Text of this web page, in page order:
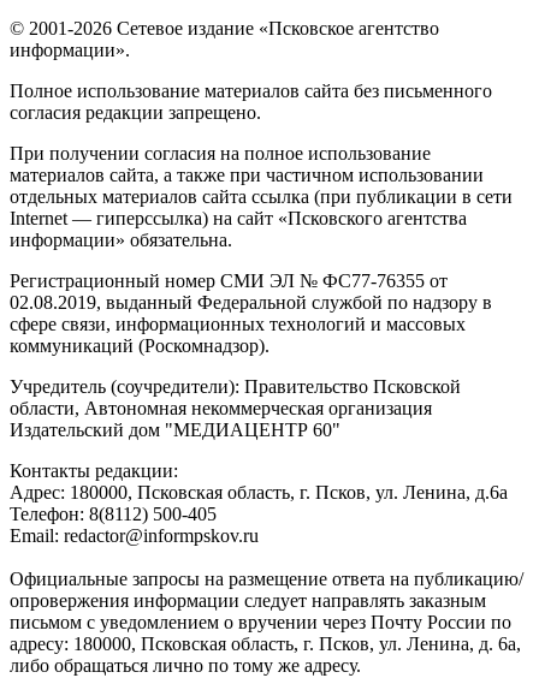
© 2001-2026 Сетевое издание «Псковское агентство
информации».
Полное использование материалов сайта без письменного
согласия редакции запрещено.
При получении согласия на полное использование
материалов сайта, а также при частичном использовании
отдельных материалов сайта ссылка (при публикации в сети
Internet — гиперссылка) на сайт «Псковского агентства
информации» обязательна.
Регистрационный номер СМИ ЭЛ № ФС77-76355 от
02.08.2019, выданный Федеральной службой по надзору в
сфере связи, информационных технологий и массовых
коммуникаций (Роскомнадзор).
Учредитель (соучредители): Правительство Псковской
области, Автономная некоммерческая организация
Издательский дом "МЕДИАЦЕНТР 60"
Контакты редакции:
Адреc: 180000, Псковская область, г. Псков, ул. Ленина, д.6а
Телефон: 8(8112) 500-405
Email: redactor@informpskov.ru
Официальные запросы на размещение ответа на публикацию/
опровержения информации следует направлять заказным
письмом с уведомлением о вручении через Почту России по
адресу: 180000, Псковская область, г. Псков, ул. Ленина, д. 6а,
либо обращаться лично по тому же адресу.